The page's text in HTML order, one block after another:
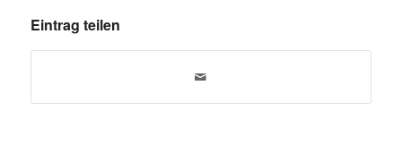
Eintrag teilen